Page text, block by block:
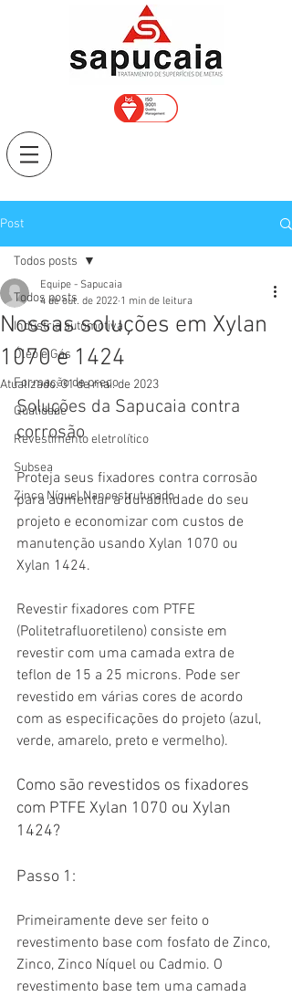
Post
Todos posts
Indústria automotiva
Óleo e Gás
Formação de preço
Qualidade
Revestimento eletrolítico
Subsea
Zinco Níquel Nanoestruturado
Todos posts
Nossas soluções em Xylan
1070 e 1424
Equipe - Sapucaia
4 de out. de 2022 1 min de leitura
Atualizado:31 de mai. de 2023
Soluções da Sapucaia contra
corrosão
Proteja seus fixadores contra corrosão
para aumentar a durabilidade do seu
projeto e economizar com custos de
manutenção usando Xylan 1070 ou
Xylan 1424.
Revestir fixadores com PTFE
(Politetrafluoretileno) consiste em
revestir com uma camada extra de
teflon de 15 a 25 microns. Pode ser
revestido em várias cores de acordo
com as especificações do projeto (azul,
verde, amarelo, preto e vermelho).
Como são revestidos os fixadores
com PTFE Xylan 1070 ou Xylan
1424?
Passo 1:
Primeiramente deve ser feito o
revestimento base com fosfato de Zinco,
Zinco, Zinco Níquel ou Cadmio. O
revestimento base tem uma camada